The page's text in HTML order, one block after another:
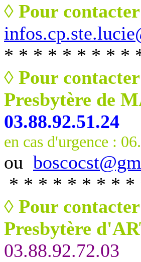
◊ Pour
* * * * * * * * *
◊ Pour
Presbytère de
03.88.92.51.24
en cas d'urgence :
ou
* * * * * * * *
◊ Pour
Presbytère
03.88.92.72.03